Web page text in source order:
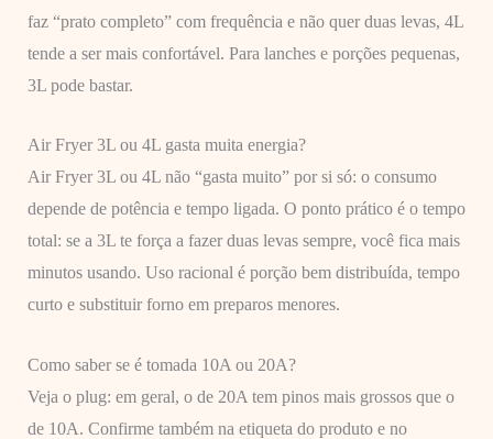
faz “prato completo” com frequência e não quer duas levas, 4L
tende a ser mais confortável. Para lanches e porções pequenas,
3L pode bastar.
Air Fryer 3L ou 4L gasta muita energia?
Air Fryer 3L ou 4L não “gasta muito” por si só: o consumo
depende de potência e tempo ligada. O ponto prático é o tempo
total: se a 3L te força a fazer duas levas sempre, você fica mais
minutos usando. Uso racional é porção bem distribuída, tempo
curto e substituir forno em preparos menores.
Como saber se é tomada 10A ou 20A?
Veja o plug: em geral, o de 20A tem pinos mais grossos que o
de 10A. Confirme também na etiqueta do produto e no